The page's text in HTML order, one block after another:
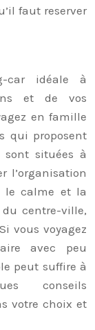
faut reserver
car idéale à
et de vos
en famille
qui proposent
situées à
l’organisation
le calme et la
centre-ville,
vous voyagez
avec peu
peut suffire à
conseils
votre choix et